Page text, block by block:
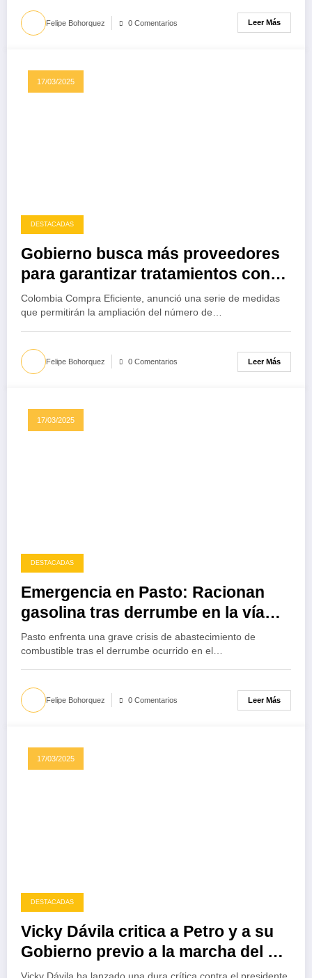
Felipe Bohorquez 0 Comentarios Leer Más
17/03/2025
DESTACADAS
Gobierno busca más proveedores
para garantizar tratamientos contra
la hemofilia
Colombia Compra Eficiente, anunció una serie de medidas
que permitirán la ampliación del número de…
Felipe Bohorquez 0 Comentarios Leer Más
17/03/2025
DESTACADAS
Emergencia en Pasto: Racionan
gasolina tras derrumbe en la vía
Panamericana
Pasto enfrenta una grave crisis de abastecimiento de
combustible tras el derrumbe ocurrido en el…
Felipe Bohorquez 0 Comentarios Leer Más
17/03/2025
DESTACADAS
Vicky Dávila critica a Petro y a su
Gobierno previo a la marcha del 18
de marzo